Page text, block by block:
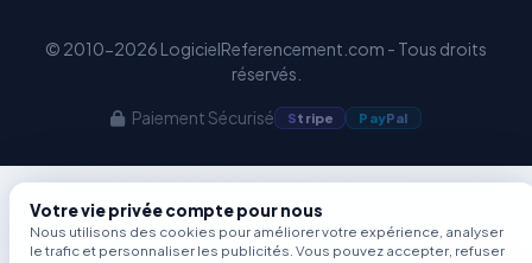
© 2010-2026 LogicielReferencement.com - Tous droits
réservés.
Paiement Sécurisé Stripe PayPal
Votre vie privée compte pour nous
Nous utilisons des cookies pour améliorer votre expérience, analyser
le trafic et personnaliser les publicités. Vous pouvez accepter, refuser